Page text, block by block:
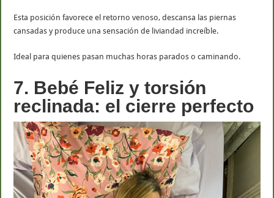
Esta posición favorece el retorno venoso, descansa las piernas
cansadas y produce una sensación de liviandad increíble.
Ideal para quienes pasan muchas horas parados o caminando.
7. Bebé Feliz y torsión
reclinada: el cierre perfecto